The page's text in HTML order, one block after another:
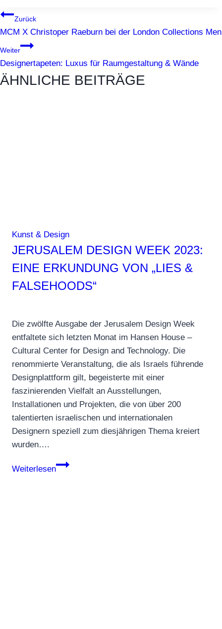
BEITRAGSNAVIGATION
Zurück
MCM X Christoper Raeburn bei der London Collections Men
Weiter
Designertapeten: Luxus für Raumgestaltung & Wände
ÄHNLICHE BEITRÄGE
Kunst & Design
JERUSALEM DESIGN WEEK 2023:
EINE ERKUNDUNG VON „LIES &
FALSEHOODS“
Die zwölfte Ausgabe der Jerusalem Design Week
entfaltete sich letzten Monat im Hansen House –
Cultural Center for Design and Technology. Die
renommierte Veranstaltung, die als Israels führende
Designplattform gilt, begeisterte mit einer
faszinierenden Vielfalt an Ausstellungen,
Installationen und Projekten, die von über 200
talentierten israelischen und internationalen
Designern speziell zum diesjährigen Thema kreiert
wurden….
Weiterlesen
Jerusalem